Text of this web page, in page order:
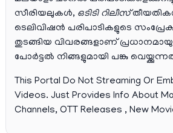
സീരിയലുകള്‍, ഒടിടി റിലീസ്
ടെലിവിഷന്‍ പരിപാടികളുടെ
തുടങ്ങിയ വിവരങ്ങളാണ് പ്രധാനമായും
പോര്‍ട്ടല്‍ നിങ്ങളുമായി പങ്കു
This Portal Do Not Streaming Or
Videos. Just Provides Info About
Channels, OTT Releases , New